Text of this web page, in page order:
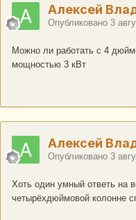
Алексей
Опубликовано 3
Можно ли работать с 4
мощностью 3 кВт
Алексей
Опубликовано 3
Хоть один умный ответь на
четырёхдюймовой колонне